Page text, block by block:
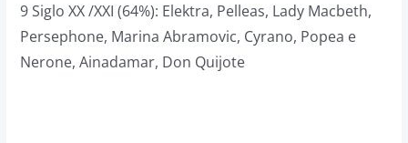
9 Siglo XX /XXI (64%): Elektra, Pelleas, Lady Macbeth,
Persephone, Marina Abramovic, Cyrano, Popea e
Nerone, Ainadamar, Don Quijote